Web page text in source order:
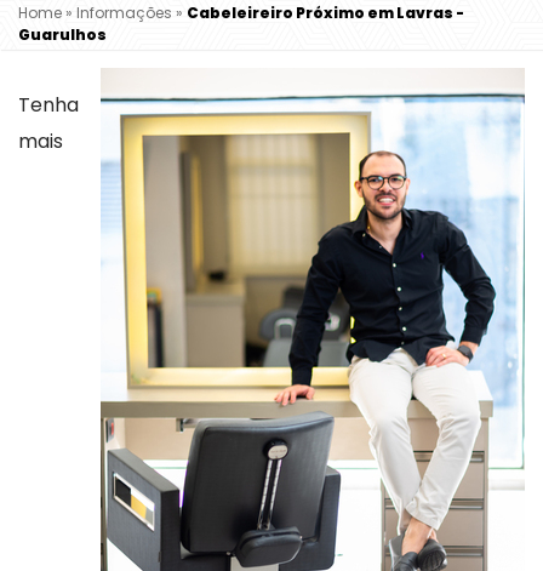
Home » Informações » Cabeleireiro Próximo em Lavras -
Guarulhos
Tenha
mais